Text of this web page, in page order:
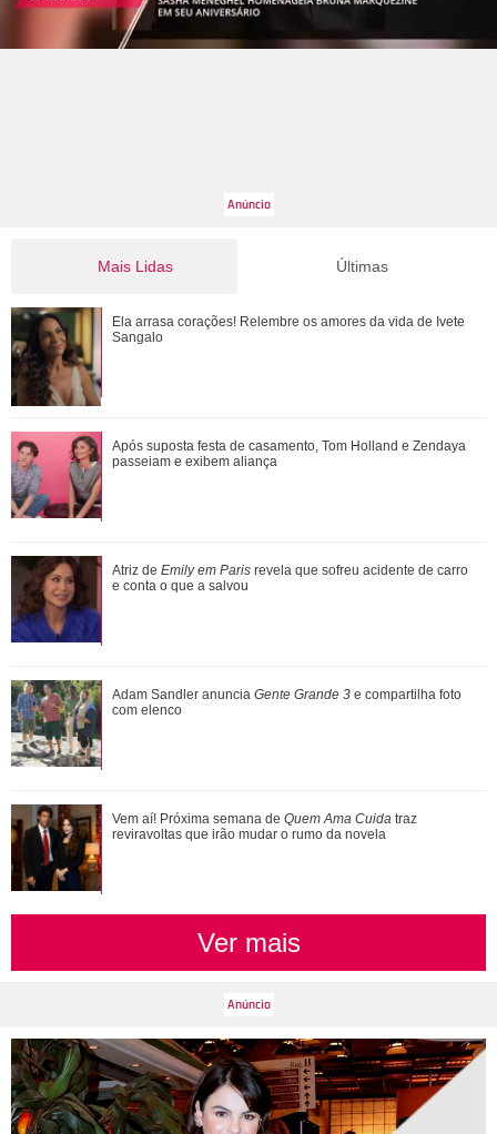
Mais Lidas
Após suposta festa de casamento, Tom Holland e Zendaya
passeiam e exibem aliança
Atriz de Emily em Paris revela que sofreu acidente de carro
e conta o que a salvou
Leonardo compra 60 porcos e brinca ao ter dificuldade com
pagamento: Vou pedir ajuda
Adam Sandler anuncia Gente Grande 3 e compartilha foto
com elenco
Últimas
Ela arrasa corações! Relembre os amores da vida de Ivete
Sangalo
Após suposta festa de casamento, Tom Holland e Zendaya
passeiam e exibem aliança
Atriz de Emily em Paris revela que sofreu acidente de carro
e conta o que a salvou
Adam Sandler anuncia Gente Grande 3 e compartilha foto
com elenco
Vem aí! Próxima semana de Quem Ama Cuida traz
reviravoltas que irão mudar o rumo da novela
Ver mais